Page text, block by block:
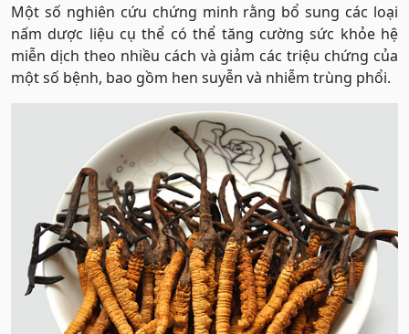
Một số nghiên cứu chứng minh rằng bổ sung các loại
nấm dược liệu cụ thể có thể tăng cường sức khỏe hệ
miễn dịch theo nhiều cách và giảm các triệu chứng của
một số bệnh, bao gồm hen suyễn và nhiễm trùng phổi.